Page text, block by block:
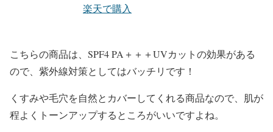
楽天で購入
こちらの商品は、 SPF4 PA＋＋＋UVカットの効果がある
ので、紫外線対策としてはバッチリです！
くすみや毛穴を自然とカバーしてくれる商品なので、肌が
程よく トーンアップするところがいいですよね。